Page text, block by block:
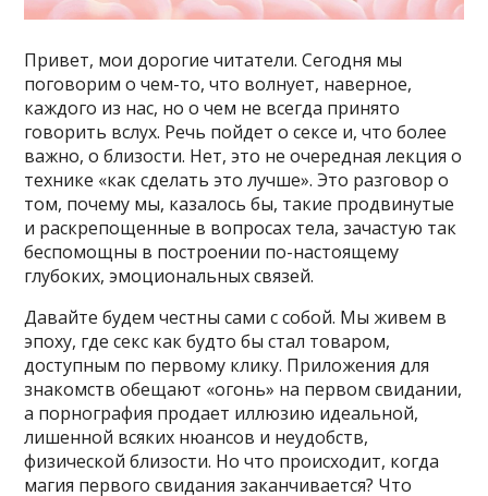
Привет, мои дорогие читатели. Сегодня мы
поговорим о чем-то, что волнует, наверное,
каждого из нас, но о чем не всегда принято
говорить вслух. Речь пойдет о сексе и, что более
важно, о близости. Нет, это не очередная лекция о
технике «как сделать это лучше». Это разговор о
том, почему мы, казалось бы, такие продвинутые
и раскрепощенные в вопросах тела, зачастую так
беспомощны в построении по-настоящему
глубоких, эмоциональных связей.
Давайте будем честны сами с собой. Мы живем в
эпоху, где секс как будто бы стал товаром,
доступным по первому клику. Приложения для
знакомств обещают «огонь» на первом свидании,
а порнография продает иллюзию идеальной,
лишенной всяких нюансов и неудобств,
физической близости. Но что происходит, когда
магия первого свидания заканчивается? Что